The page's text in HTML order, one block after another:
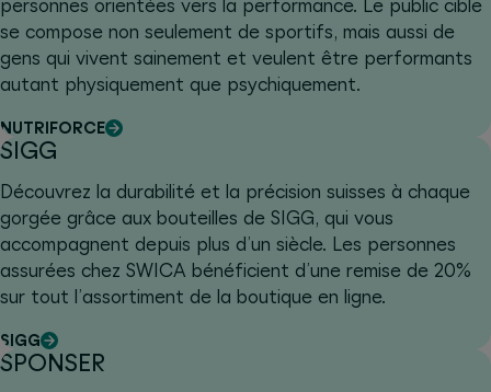
personnes orientées vers la performance. Le public cible
se compose non seulement de sportifs, mais aussi de
gens qui vivent sainement et veulent être performants
autant physiquement que psychiquement.
NUTRIFORCE
SIGG
Découvrez la durabilité et la précision suisses à chaque
gorgée grâce aux bouteilles de SIGG, qui vous
accompagnent depuis plus d’un siècle. Les personnes
assurées chez SWICA bénéficient d’une remise de 20%
sur tout l’assortiment de la boutique en ligne.
SIGG
SPONSER